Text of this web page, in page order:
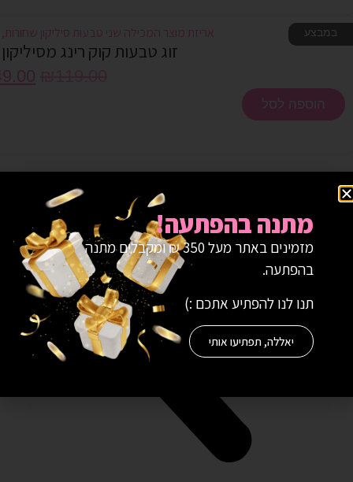
במבצע
זוג טבעות קוק רינג
הוספה לסל
מתנה בהפתעה!
מזמינים באתר מעל 350 ₪ ומקבלים מתנה
בהפתעה.
תנו לנו להפתיע אתכם :)
יאללה, תפתיעו אותי